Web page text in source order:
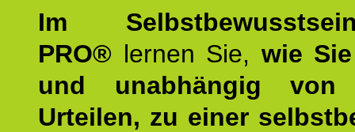
Im
PRO® lernen Sie, wie
und unabhängig von
Urteilen, zu einer